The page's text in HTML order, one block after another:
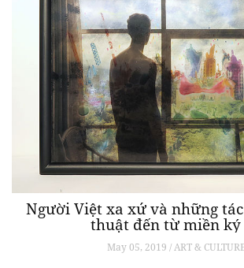
Người Việt xa xứ và những
thuật đến từ miền ký
May 05, 2019 / ART &